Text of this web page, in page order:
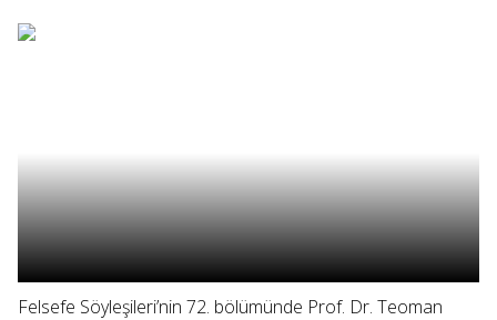
Felsefe Söyleşileri’nin 72. bölümünde Prof. Dr. Teoman